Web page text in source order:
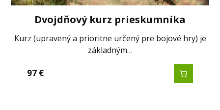
Dvojdňový kurz prieskumníka
Kurz (upravený a prioritne určený pre bojové hry) je
základným…
97€